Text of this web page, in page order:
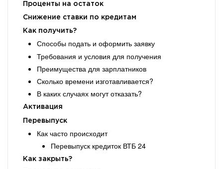
Проценты на остаток
Снижение ставки по кредитам
Как получить?
Способы подать и оформить заявку
Требования и условия для получения
Преимущества для зарплатников
Сколько времени изготавливается?
В каких случаях могут отказать?
Активация
Перевыпуск
Как часто происходит
Перевыпуск кредиток ВТБ 24
Как закрыть?